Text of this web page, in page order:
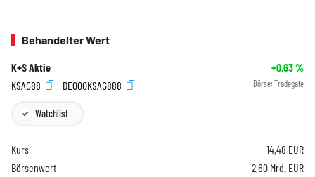
Behandelter Wert
K+S Aktie +0,63%
KSAG88
DE000KSAG888 Börse: Tradegate
Watchlist
Kurs 14,48 EUR
Börsenwert
2,60 Mrd. EUR